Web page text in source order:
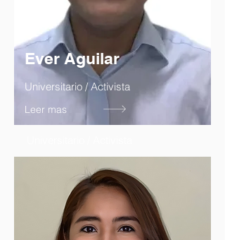
Ever Aguilar
Universitario / Activista
Leer mas